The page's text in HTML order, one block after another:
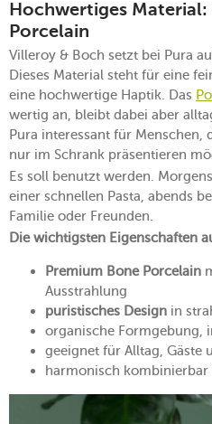
Hochwertiges Material:
Porcelain
Villeroy & Boch setzt bei Pura
Dieses Material steht für eine
eine hochwertige Haptik. Das
wertig an, bleibt dabei aber
Pura interessant für Menschen,
nur im Schrank präsentieren
Es soll benutzt werden.
einer schnellen Pasta, abends
Familie oder Freunden.
Die wichtigsten Eigenschaften
Premium Bone Porcelain
Ausstrahlung
puristisches Design in
organische Formgebung,
geeignet für Alltag, Gäste
harmonisch